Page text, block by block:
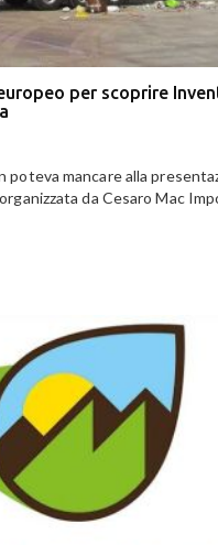
per scoprire
poteva mancare alla
da Cesaro Mac